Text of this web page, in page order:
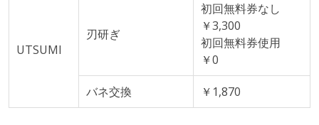
UTSUMI
刃研ぎ
初回無料券なし
￥3,300
初回無料券使用
￥0
バネ交換 ￥1,870